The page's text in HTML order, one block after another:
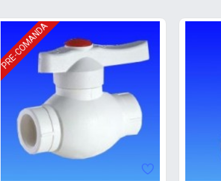
PRE-COMANDA